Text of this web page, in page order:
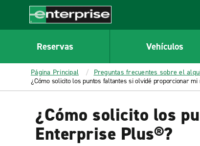
CONTENT
Enterprise
Reservas Vehículos
Página Principal Preguntas frecuentes sobre el
¿Cómo solicito los puntos faltantes si olvidé proporcionar
¿Cómo solicito los
Enterprise Plus®?